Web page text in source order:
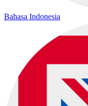
Bahasa Indonesia